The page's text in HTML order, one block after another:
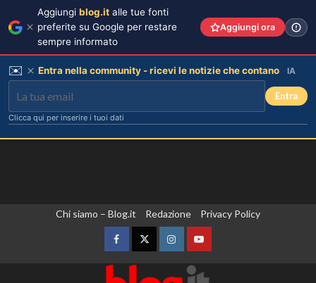
Chi siamo – Blog.it Redazione Privacy Policy
FacebookTwitterInstagramYouTube
Aggiungi blog.it alle tue fonti
preferite su Google per restare
sempre informato
Aggiungi ora
✉️ Entra nella community - ricevi le notizie che contano IA
Entra
Clicca qui per inserire i tuoi dati